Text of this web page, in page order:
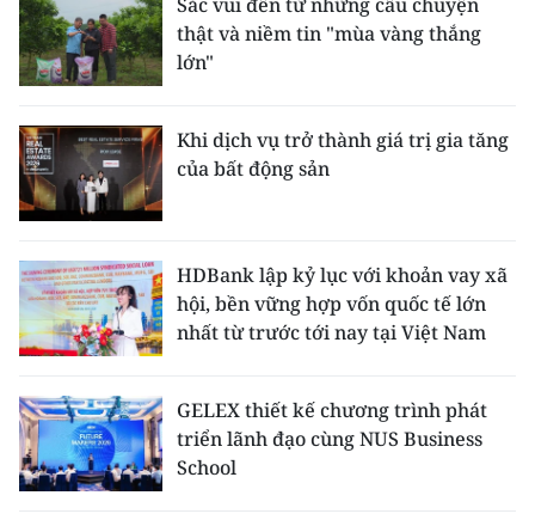
thật và niềm tin "mùa vàng thắng
lớn"
Khi dịch vụ trở thành giá trị gia tăng
của bất động sản
HDBank lập kỷ lục với khoản vay xã
hội, bền vững hợp vốn quốc tế lớn
nhất từ trước tới nay tại Việt Nam
GELEX thiết kế chương trình phát
triển lãnh đạo cùng NUS Business
School